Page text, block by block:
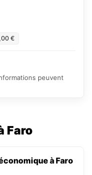
€
peuvent
Faro
à Faro